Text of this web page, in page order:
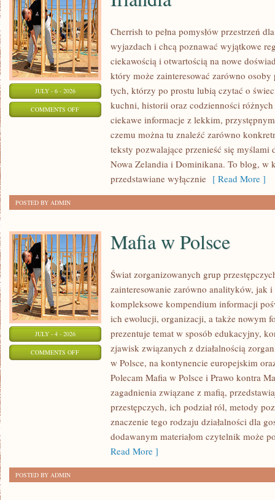
JULY - 6 - 2026
COMMENTS OFFON
Cherrish to pełna pomysłów przestrzeń
wyjazdach i chcą poznawać wyjątkowe
ciekawością i otwartością na nowe
który może zainteresować zarówno
tych, którzy po prostu lubią czytać o
kuchni, historii oraz codzienności
ciekawe informacje z lekkim,
czemu można tu znaleźć zarówno
teksty pozwalające przenieść się myślami
Nowa Zelandia i Dominikana. To blog, w
przedstawiane wyłącznie [ Read More ]
POSTED BY ADMIN
JULY - 4 - 2026
COMMENTS OFFON
Mafia w Polsce
Świat zorganizowanych grup
zainteresowanie zarówno analityków, jak
kompleksowe kompendium informacji
ich ewolucji, organizacji, a także nowym
prezentuje temat w sposób edukacyjny,
zjawisk związanych z działalnością
w Polsce, na kontynencie europejskim
Polecam Mafia w Polsce i Prawo kontra
zagadnienia związane z mafią,
przestępczych, ich podział ról, metody
znaczenie tego rodzaju działalności dla
dodawanym materiałom czytelnik może
Read More ]
POSTED BY ADMIN